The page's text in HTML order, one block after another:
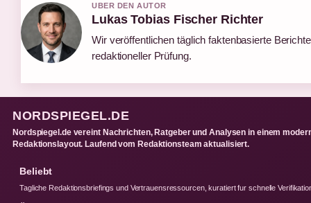
UBER DEN AUTOR
Lukas Tobias Fischer Richter
Wir veröffentlichen täglich faktenbasierte
redaktioneller Prüfung.
NORDSPIEGEL.DE
Nordspiegel.de vereint Nachrichten, Ratgeber und Analysen in einem
Redaktionslayout. Laufend vom Redaktionsteam aktualisiert.
Beliebt
Tagliche Redaktionsbriefings und Vertrauensressourcen, kuratiert fur schnelle